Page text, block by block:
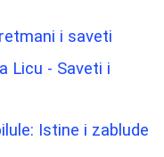
i saveti
Licu - Saveti i
Istine i zablude